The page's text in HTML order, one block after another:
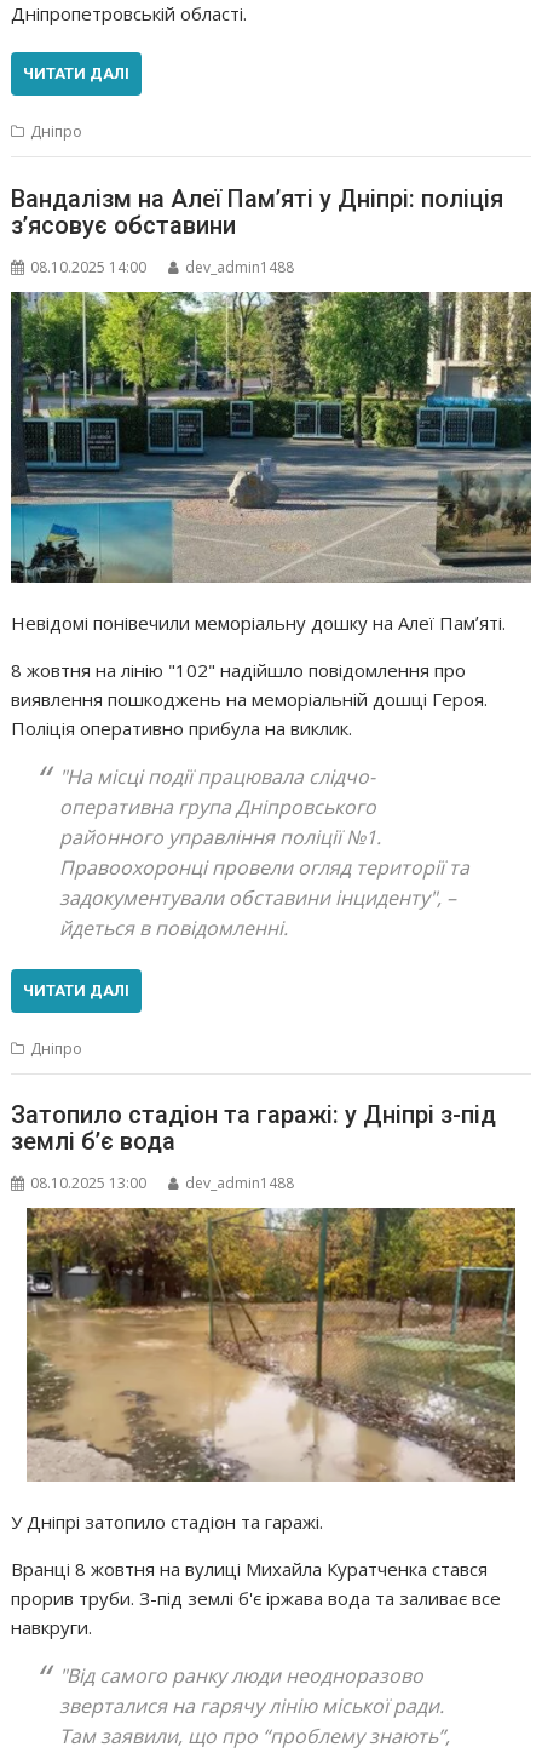
Дніпропетровській області.
ЧИТАТИ ДАЛІ
Дніпро
Вандалізм на Алеї Пам’яті у Дніпрі: поліція
з’ясовує обставини
08.10.2025 14:00 dev_admin1488
Невідомі понівечили меморіальну дошку на Алеї Памʼяті.
8 жовтня на лінію "102" надійшло повідомлення про
виявлення пошкоджень на меморіальній дошці Героя.
Поліція оперативно прибула на виклик.
"На місці події працювала слідчо-
оперативна група Дніпровського
районного управління поліції №1.
Правоохоронці провели огляд території та
задокументували обставини інциденту", –
йдеться в повідомленні.
ЧИТАТИ ДАЛІ
Дніпро
Затопило стадіон та гаражі: у Дніпрі з-під
землі б’є вода
08.10.2025 13:00 dev_admin1488
У Дніпрі затопило стадіон та гаражі.
Вранці 8 жовтня на вулиці Михайла Куратченка стався
прорив труби. З-під землі б'є іржава вода та заливає все
навкруги.
"Від самого ранку люди неодноразово
зверталися на гарячу лінію міської ради.
Там заявили, що про “проблему знають”,